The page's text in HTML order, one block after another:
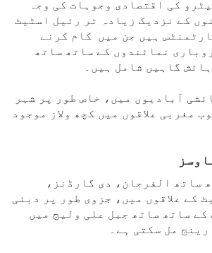
کی اقتصادی وجوہات کی وجہ
کے نزدیک زیادہ تر رئیل اسٹیٹ
ہیں جن میں کام کرنے
نمائندوں کے ساتھ ساتھ
گاہیں شامل ہیں۔
آبادیوں میں، خاص طور پر شہر
مغربی علاقوں میں کچھ ولاز موجود
کے ساتھ ساتھ الفرجان، دی گارڈنز،
کے علاقوں میں، جزوی طور پر دبئی
کے ساتھ ساتھ جبل علی ولیج میں
رینج مل سکتی ہے۔